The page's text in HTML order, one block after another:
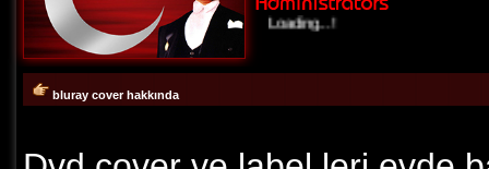
Loading...!
bluray cover hakkında